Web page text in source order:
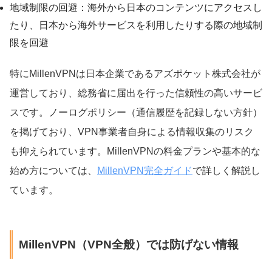
地域制限の回避：海外から日本のコンテンツにアクセスし
たり、日本から海外サービスを利用したりする際の地域制
限を回避
特にMillenVPNは日本企業であるアズポケット株式会社が
運営しており、総務省に届出を行った信頼性の高いサービ
スです。ノーログポリシー（通信履歴を記録しない方針）
を掲げており、VPN事業者自身による情報収集のリスク
も抑えられています。MillenVPNの料金プランや基本的な
始め方については、
MillenVPN完全ガイドで詳しく解説し
ています。
MillenVPN（VPN全般）では防げない情報